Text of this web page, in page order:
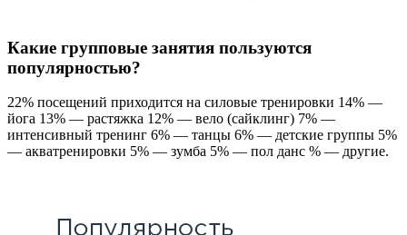
Какие групповые занятия пользуются
популярностью?
22% посещений приходится на силовые тренировки 14% —
йога 13% — растяжка 12% — вело (сайклинг) 7% —
интенсивный тренинг 6% — танцы 6% — детские группы 5%
— акватренировки 5% — зумба 5% — пол данс % — другие.